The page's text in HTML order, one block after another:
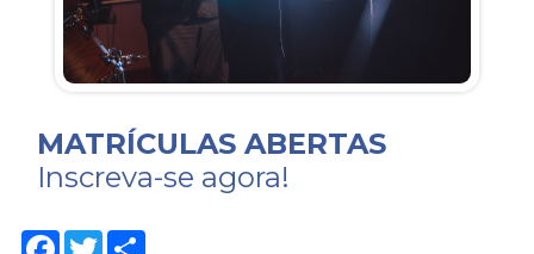
MATRÍCULAS ABERTAS
Inscreva-se agora!
Facebook
Twitter